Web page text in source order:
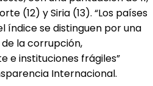
(12) y Siria (13). “Los países
índice se distinguen por una
la corrupción,
e instituciones frágiles”
Internacional.